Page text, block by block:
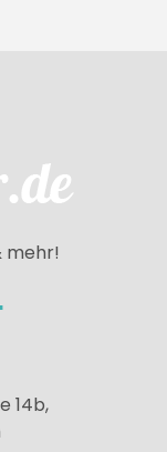
mehr!
14b,